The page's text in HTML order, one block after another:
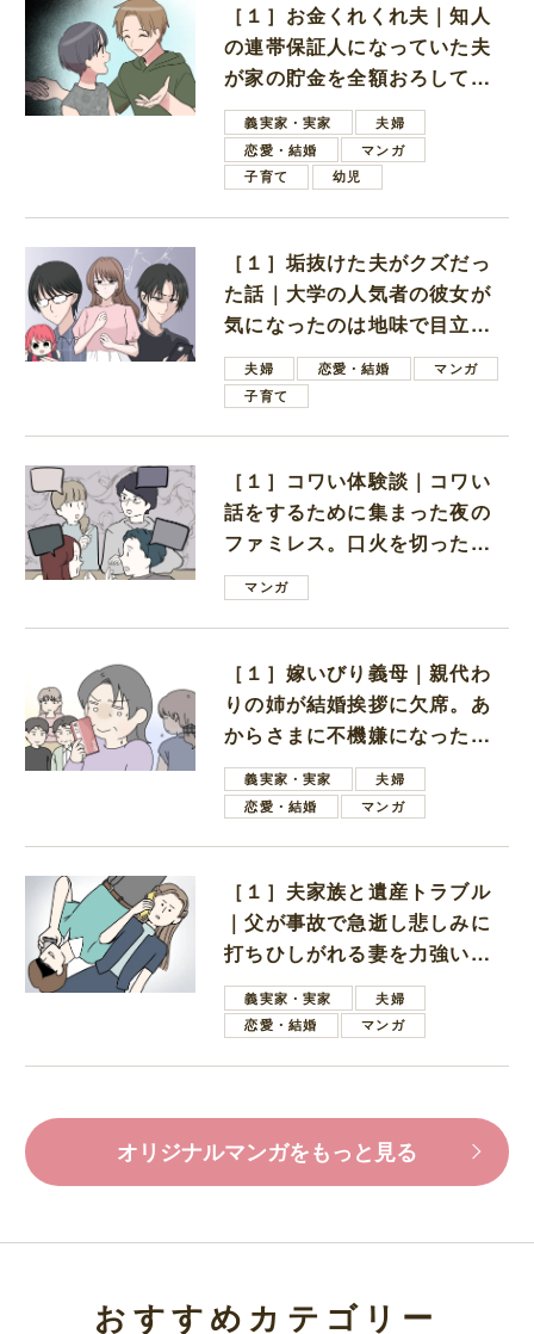
［１］お金くれくれ夫｜知人
の連帯保証人になっていた夫
が家の貯金を全額おろしてほ
しいと言ってきた
義実家・実家
夫婦
恋愛・結婚
マンガ
子育て
幼児
［１］垢抜けた夫がクズだっ
た話｜大学の人気者の彼女が
気になったのは地味で目立た
ない男子学生
夫婦 恋愛・結婚
マンガ
子育て
［１］コワい体験談｜コワい
話をするために集まった夜の
ファミレス。口火を切ったの
は電車好きの男の子ママ
マンガ
［１］嫁いびり義母｜親代わ
りの姉が結婚挨拶に欠席。あ
からさまに不機嫌になった義
母義実家・実家
夫婦
恋愛・結婚
マンガ
［１］夫家族と遺産トラブル
｜父が事故で急逝し悲しみに
打ちひしがれる妻を力強い言
葉で励ます夫
義実家・実家
夫婦
恋愛・結婚
マンガ
オリジナルマンガをもっと見る
おすすめカテゴリー